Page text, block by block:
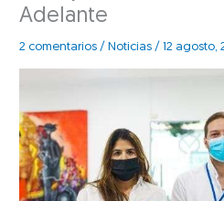
Adelante
2 comentarios / Noticias /12 agosto,